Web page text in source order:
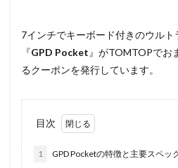
7インチでキーボード付きのウルト
『GPD Pocket 』がTOMTOPでお
るクーポンを発行しています。
目次
1 GPD Pocketの特徴と主要スペッ